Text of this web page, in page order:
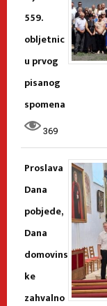
559.
obljetnic
u prvog
pisanog
spomena
369
Proslava
Dana
pobjede,
Dana
domovins
ke
zahvalno